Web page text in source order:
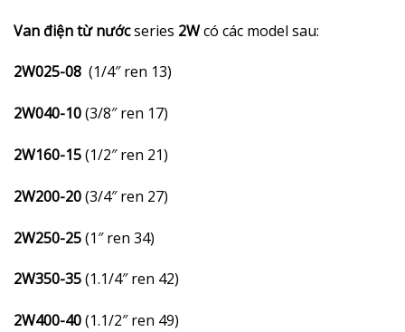
Van điện từ nướcseries 2Wcó các model sau:
2W025-08 (1/4″ ren 13)
2W040-10(3/8″ ren 17)
2W160-15(1/2″ ren 21)
2W200-20(3/4″ ren 27)
2W250-25(1″ ren 34)
2W350-35(1.1/4″ ren 42)
2W400-40(1.1/2″ ren 49)